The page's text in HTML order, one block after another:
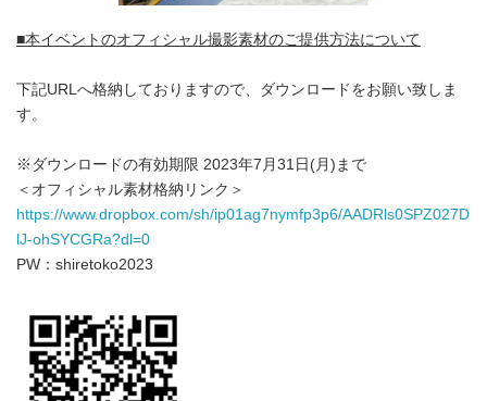
■本イベントのオフィシャル撮影素材のご提供方法について
下記URLへ格納しておりますので、ダウンロードをお願い致しま
す。
※ダウンロードの有効期限 2023年7月31日(月)まで
＜オフィシャル素材格納リンク＞
https://www.dropbox.com/sh/ip01ag7nymfp3p6/AADRls0SPZ027D
lJ-ohSYCGRa?dl=0
PW：shiretoko2023